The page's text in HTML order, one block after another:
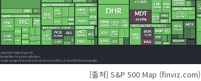
[출처] S&P 500 Map (finviz.com)